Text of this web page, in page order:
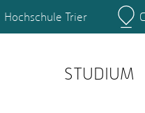
Hochschule Trier
STUDIUM